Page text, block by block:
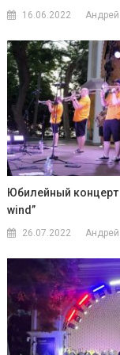
16.06.2022
Юбилейный концерт
wind”
26.07.2022